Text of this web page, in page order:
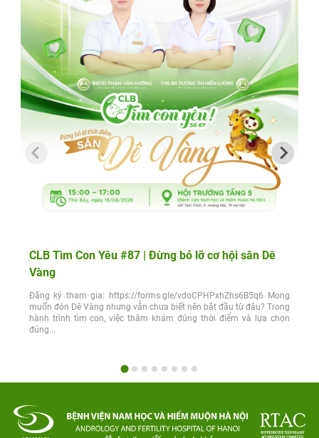
CLB Tìm Con Yêu #87 | Đừng bỏ lỡ cơ hội săn Dê
Vàng
Đăng ký tham gia: https://forms.gle/vdoCPHPxhZhs6B5q6 Mong
muốn đón Dê Vàng nhưng vẫn chưa biết nên bắt đầu từ đâu? Trong
hành trình tìm con, việc thăm khám đúng thời điểm và lựa chọn
đúng...